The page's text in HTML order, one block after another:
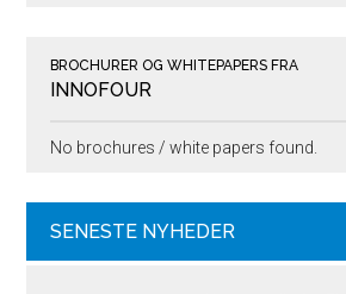
BROCHURER OG WHITEPAPERS FRA
INNOFOUR
No brochures / white papers found.
SENESTE NYHEDER